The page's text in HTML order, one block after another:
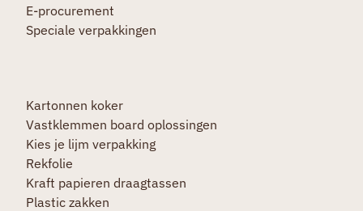
E-procurement
Speciale verpakkingen
Kartonnen koker
Vastklemmen board oplossingen
Kies je lijm verpakking
Rekfolie
Kraft papieren draagtassen
Plastic zakken